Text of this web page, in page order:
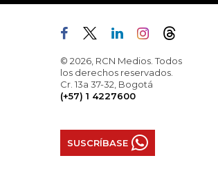
© 2026, RCN Medios. Todos
los derechos reservados.
Cr. 13a 37-32, Bogotá
(+57) 1 4227600
SUSCRÍBASE